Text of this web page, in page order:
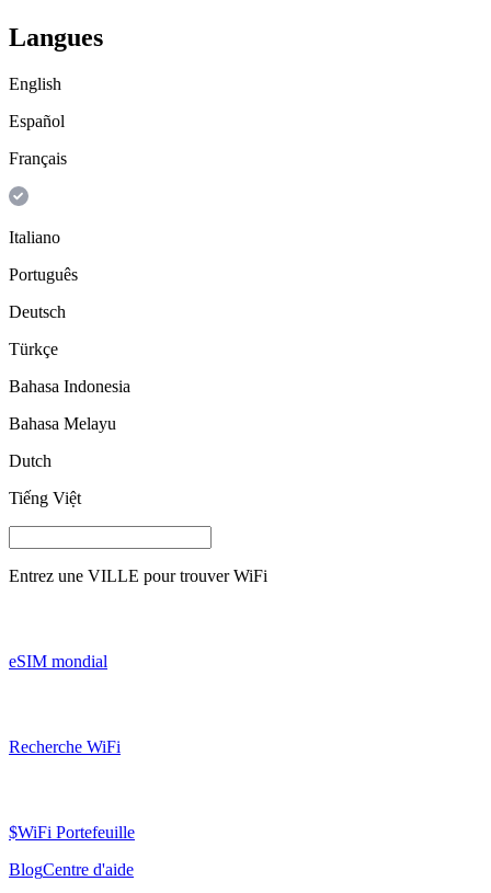
Langues
English
Español
Français
Italiano
Português
Deutsch
Türkçe
Bahasa Indonesia
Bahasa Melayu
Dutch
Tiếng Việt
Entrez une VILLE pour trouver WiFi
eSIM mondial
Recherche WiFi
$WiFi Portefeuille
BlogCentre d'aide